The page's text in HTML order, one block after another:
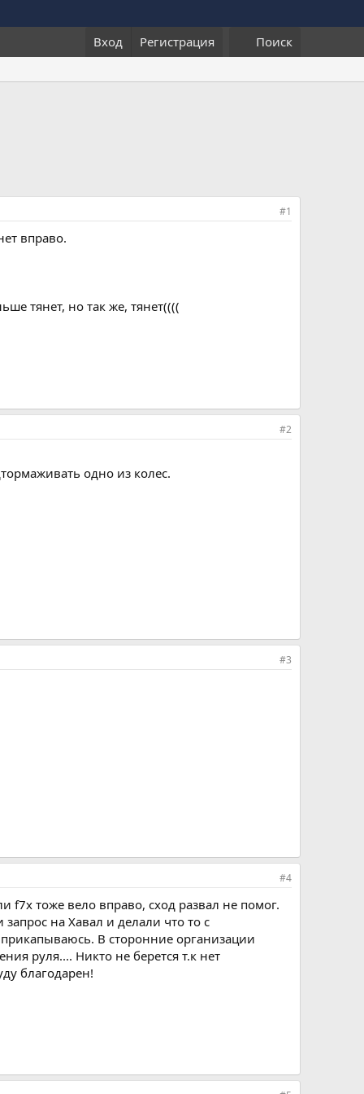
Вход Регистрация Поиск
#1
вправо.
тянет, но так же, тянет((((
#2
одно из колес.
#3
#4
f7x тоже вело вправо, сход развал не помог.
на Хавал и делали что то с
В сторонние организации
руля.... Никто не берется т.к нет
благодарен!